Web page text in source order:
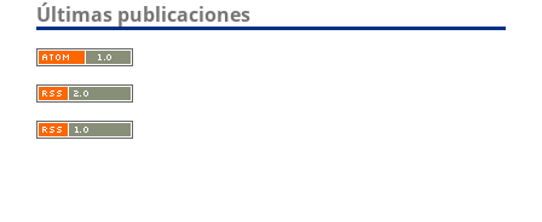
Últimas publicaciones